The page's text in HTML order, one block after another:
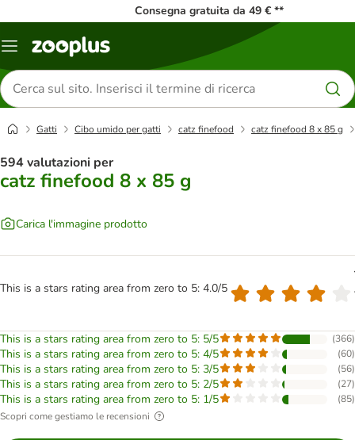
Consegna gratuita da 49 € **
Overview
Cerca
prodotti
Gatti Cibo umido per gatti catz finefood catz finefood 8 x 85 g
594 valutazioni per
catz finefood 8 x 85 g
Carica l'immagine prodotto
This is a stars rating area from zero to 5: 4.0/5
This is a stars rating area from zero to 5: 5/5 (366)
This is a stars rating area from zero to 5: 4/5 (60)
This is a stars rating area from zero to 5: 3/5 (56)
This is a stars rating area from zero to 5: 2/5 (27)
This is a stars rating area from zero to 5: 1/5 (85)
Scopri come gestiamo le recensioni